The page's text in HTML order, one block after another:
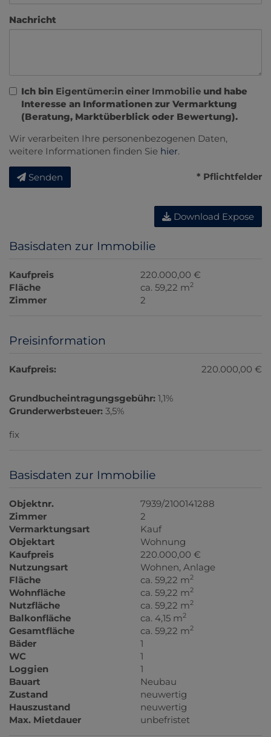
Nachricht
Ich bin Eigentümer:in einer Immobilie und habe
Interesse an Informationen zur Vermarktung
(Beratung, Marktüberblick oder Bewertung).
Wir verarbeiten Ihre personenbezogenen Daten,
weitere Informationen finden Sie hier.
Senden * Pflichtfelder
Download Expose
Basisdaten zur Immobilie
Kaufpreis
220.000,00 €
Fläche
ca. 59,22 m2
Zimmer 2
Preisinformation
Kaufpreis: 220.000,00 €
Grundbucheintragungsgebühr: 1,1%
Grunderwerbsteuer: 3,5%
fix
Basisdaten zur Immobilie
Objektnr.
7939/2100141288
Zimmer
2
Vermarktungsart
Kauf
Objektart
Wohnung
Kaufpreis
220.000,00 €
Nutzungsart
Wohnen Anlage
Fläche
ca. 59,22 m2
Wohnfläche ca. 59,22 m2
Nutzfläche ca. 59,22 m2
Balkonfläche ca. 4,15 m2
Gesamtfläche ca. 59,22 m2
Bäder
1
WC
1
Loggien
1
Bauart
Neubau
Zustand
neuwertig
Hauszustand
neuwertig
Max. Mietdauer
unbefristet